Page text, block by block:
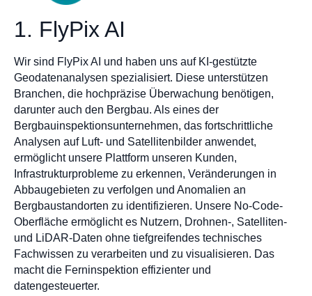
1. FlyPix AI
Wir sind FlyPix AI und haben uns auf KI-gestützte
Geodatenanalysen spezialisiert. Diese unterstützen
Branchen, die hochpräzise Überwachung benötigen,
darunter auch den Bergbau. Als eines der
Bergbauinspektionsunternehmen, das fortschrittliche
Analysen auf Luft- und Satellitenbilder anwendet,
ermöglicht unsere Plattform unseren Kunden,
Infrastrukturprobleme zu erkennen, Veränderungen in
Abbaugebieten zu verfolgen und Anomalien an
Bergbaustandorten zu identifizieren. Unsere No-Code-
Oberfläche ermöglicht es Nutzern, Drohnen-, Satelliten-
und LiDAR-Daten ohne tiefgreifendes technisches
Fachwissen zu verarbeiten und zu visualisieren. Das
macht die Ferninspektion effizienter und
datengesteuerter.